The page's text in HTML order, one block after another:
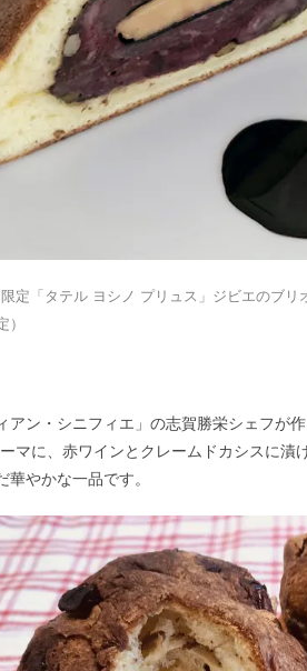
限定「タテル ヨシノ プリュス」ジビエのブ
）
アン・シニフィエ」の志賀勝栄シェフが
マに、赤ワインとクレームドカシスに
華やかな一品です。